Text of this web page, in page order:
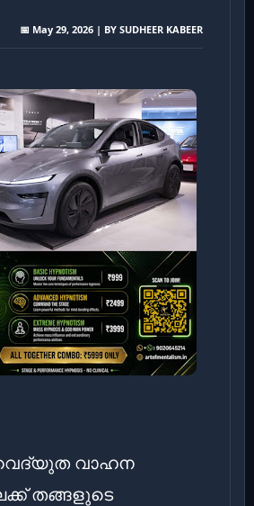
📅 May 29, 2026 | BY SUDHEER KABEER
വാഹന
തങ്ങളുടെ